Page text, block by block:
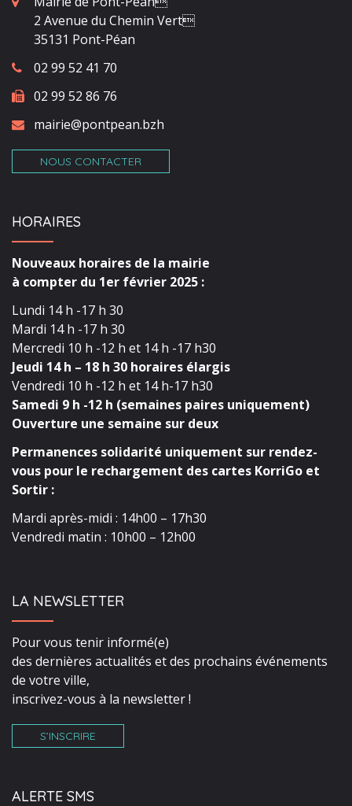
2 Avenue du Chemin Vert
35131 Pont-Péan
02 99 52 41 70
02 99 52 86 76
mairie@pontpean.bzh
NOUS CONTACTER
HORAIRES
Nouveaux horaires de la mairie
à compter du 1er février 2025 :
Lundi 14 h -17 h 30
Mardi 14 h -17 h 30
Mercredi 10 h -12 h et 14 h -17 h30
Jeudi 14 h – 18 h 30 horaires élargis
Vendredi 10 h -12 h et 14 h-17 h30
Samedi 9 h -12 h (semaines paires uniquement)
Ouverture une semaine sur deux
Permanences solidarité uniquement sur rendez-
vous pour le rechargement des cartes KorriGo et
Sortir :
Mardi après-midi : 14h00 – 17h30
Vendredi matin : 10h00 – 12h00
LA NEWSLETTER
Pour vous tenir informé(e)
des dernières actualités et des prochains événements
de votre ville,
inscrivez-vous à la newsletter !
S’INSCRIRE
ALERTE SMS